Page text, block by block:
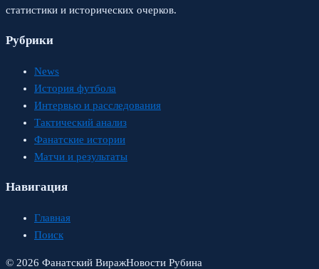
статистики и исторических очерков.
Рубрики
News
История футбола
Интервью и расследования
Тактический анализ
Фанатские истории
Матчи и результаты
Навигация
Главная
Поиск
© 2026 Фанатский ВиражНовости Рубина